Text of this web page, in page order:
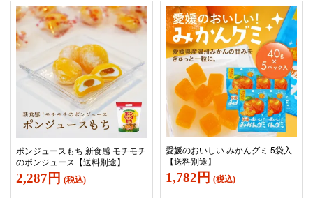
ポンジュースもち 新食感 モチモチ
のポンジュース【送料別途】
2,287円 (税込)
愛媛のおいしい みかんグミ 5袋入
【送料別途】
1,782円 (税込)